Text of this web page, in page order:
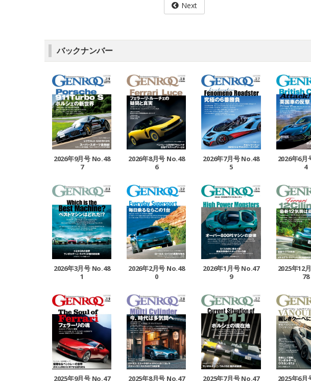
Next
バックナンバー
2026年9月号 No.48
7
2026年8月号 No.48
6
2026年7月号 No.48
5
2026年6月
4
2026年3月号 No.48
1
2026年2月号 No.48
0
2026年1月号 No.47
9
2025年12
78
2025年9月号 No.47
2025年8月号 No.47
2025年7月号 No.47
2025年6月